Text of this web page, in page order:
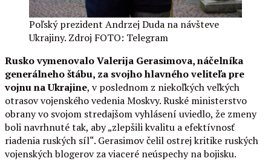
Poľský prezident Andrzej Duda na návšteve
Ukrajiny. Zdroj FOTO: Telegram
Rusko vymenovalo Valerija Gerasimova, náčelníka
generálneho štábu, za svojho hlavného veliteľa pre
vojnu na Ukrajine, v poslednom z niekoľkých veľkých
otrasov vojenského vedenia Moskvy. Ruské ministerstvo
obrany vo svojom stredajšom vyhlásení uviedlo, že zmeny
boli navrhnuté tak, aby „zlepšili kvalitu a efektívnosť
riadenia ruských síl“. Gerasimov čelil ostrej kritike ruských
vojenských blogerov za viaceré neúspechy na bojisku.